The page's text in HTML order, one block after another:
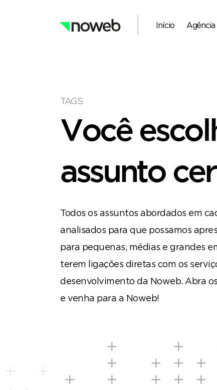
Início Agência
TAGS
Você
assunto
Todos os assuntos abordados em
analisados para que possamos
para pequenas, médias e grandes
terem ligações diretas com os
desenvolvimento da Noweb. Abra
e venha para a Noweb!